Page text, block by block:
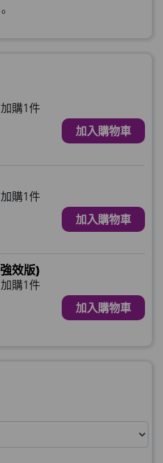
。
購1件
加入購物車
購1件
加入購物車
效版)
購1件
加入購物車
購1件
購1件